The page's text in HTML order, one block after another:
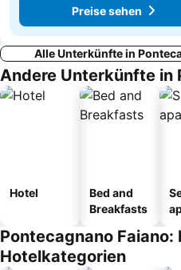
Preise sehen
Alle Unterkünfte in
Andere Unterkünfte in
Hotel
Bed and
Breakfasts
Pontecagnano Faiano:
Hotelkategorien